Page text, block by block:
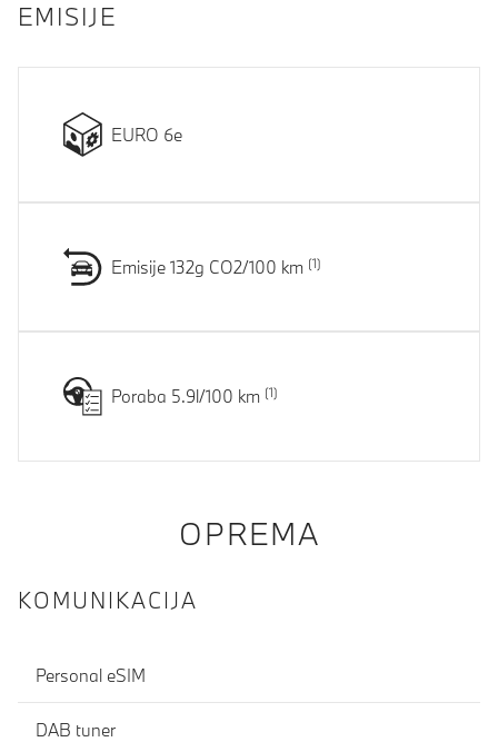
EMISIJE
EURO 6e
Emisije 132g CO2/100 km
Poraba 5.9l/100 km
OPREMA
KOMUNIKACIJA
Personal eSIM
DAB tuner